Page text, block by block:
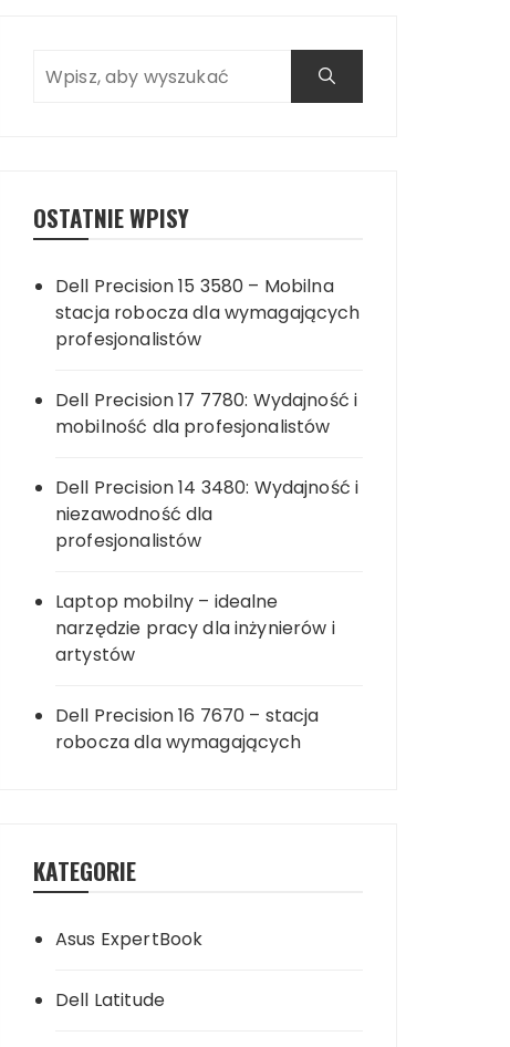
OSTATNIE WPISY
Dell Precision 15 3580 – Mobilna
stacja robocza dla wymagających
profesjonalistów
Dell Precision 17 7780: Wydajność i
mobilność dla profesjonalistów
Dell Precision 14 3480: Wydajność i
niezawodność dla
profesjonalistów
Laptop mobilny – idealne
narzędzie pracy dla inżynierów i
artystów
Dell Precision 16 7670 – stacja
robocza dla wymagających
KATEGORIE
Asus ExpertBook
Dell Latitude